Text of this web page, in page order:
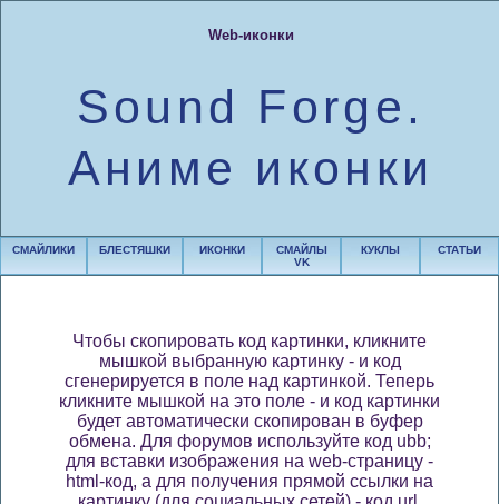
Web-иконки
Sound Forge.
Аниме иконки
СМАЙЛИКИ БЛЕСТЯШКИ ИКОНКИ
СМАЙЛЫ
VK
КУКЛЫ СТАТЬИ
Чтобы скопировать код картинки, кликните
мышкой выбранную картинку - и код
сгенерируется в поле над картинкой. Теперь
кликните мышкой на это поле - и код картинки
будет автоматически скопирован в буфер
обмена. Для форумов используйте код ubb;
для вставки изображения на web-страницу -
html-код, а для получения прямой ссылки на